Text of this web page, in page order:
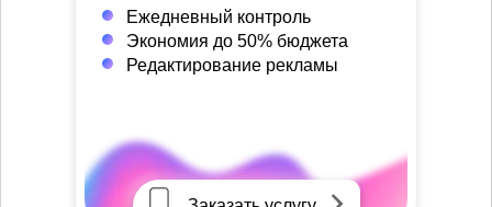
Ежедневный контроль
Экономия до 50% бюджета
Редактирование рекламы